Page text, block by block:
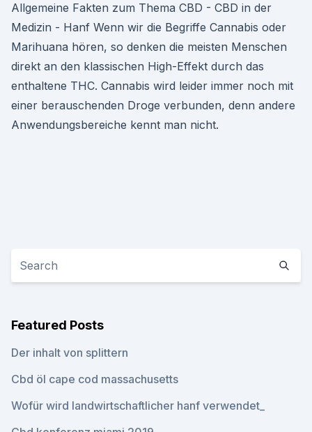
Allgemeine Fakten zum Thema CBD - CBD in der
Medizin - Hanf Wenn wir die Begriffe Cannabis oder
Marihuana hören, so denken die meisten Menschen
direkt an den klassischen High-Effekt durch das
enthaltene THC. Cannabis wird leider immer noch mit
einer berauschenden Droge verbunden, denn andere
Anwendungsbereiche kennt man nicht.
Featured Posts
Der inhalt von splittern
Cbd öl cape cod massachusetts
Wofür wird landwirtschaftlicher hanf verwendet_